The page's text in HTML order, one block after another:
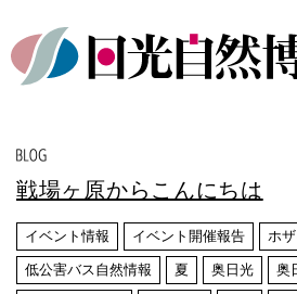
戦場ヶ原からこんにちは
イベント情報 イベント開催報告 ホ
低公害バス自然情報 夏 奥日光 奥